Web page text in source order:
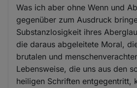
Was ich aber ohne Wenn und
gegenüber zum Ausdruck
Substanzlosigkeit ihres
die daraus abgeleitete Moral,
brutalen und
Lebensweise, die uns aus den
heiligen Schriften entgegentritt,